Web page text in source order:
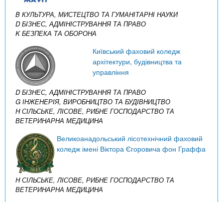
B КУЛЬТУРА, МИСТЕЦТВО ТА ГУМАНІТАРНІ НАУКИ
D БІЗНЕС, АДМІНІСТРУВАННЯ ТА ПРАВО
K БЕЗПЕКА ТА ОБОРОНА
Київський фаховий коледж
архітектури, будівництва та
управління
D БІЗНЕС, АДМІНІСТРУВАННЯ ТА ПРАВО
G ІНЖЕНЕРІЯ, ВИРОБНИЦТВО ТА БУДІВНИЦТВО
H СІЛЬСЬКЕ, ЛІСОВЕ, РИБНЕ ГОСПОДАРСТВО ТА
ВЕТЕРИНАРНА МЕДИЦИНА
Великоанадольський лісотехнічний фаховий
коледж імені Віктора Єгоровича фон Граффа
H СІЛЬСЬКЕ, ЛІСОВЕ, РИБНЕ ГОСПОДАРСТВО ТА
ВЕТЕРИНАРНА МЕДИЦИНА